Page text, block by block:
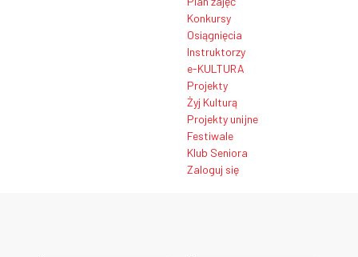
Konkursy
Osiągnięcia
Instruktorzy
e-KULTURA
Projekty
Żyj Kulturą
Projekty unijne
Festiwale
Klub Seniora
Zaloguj się